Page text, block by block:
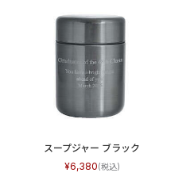
スープジャー ブラック
6,380